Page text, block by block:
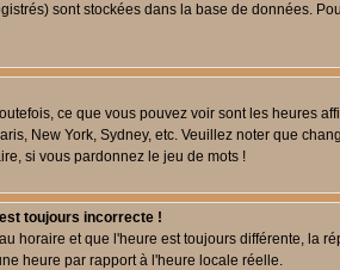
sont stockées dans la base de données.
ce que vous pouvez voir sont les heures
New York, Sydney, etc. Veuillez noter que
si vous pardonnez le jeu de mots !
toujours incorrecte !
horaire et que l'heure est toujours différente, la
heure par rapport à l'heure locale réelle.